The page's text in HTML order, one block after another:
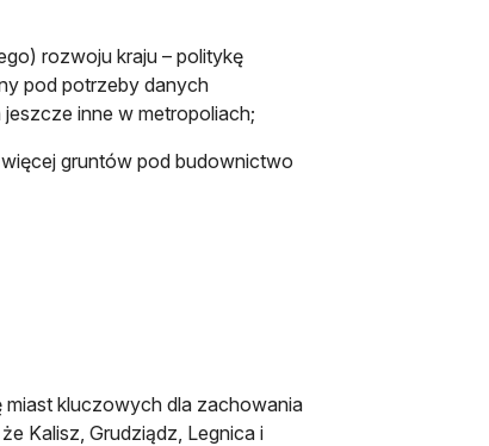
rozwoju kraju – politykę
pod potrzeby danych
inne w metropoliach;
gruntów pod budownictwo
kluczowych dla zachowania
Kalisz, Grudziądz, Legnica i